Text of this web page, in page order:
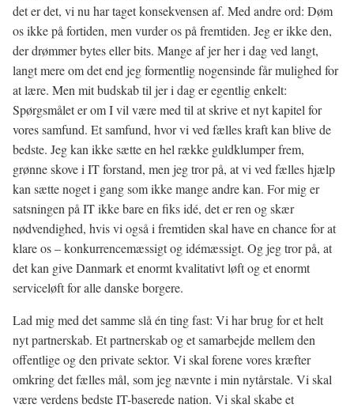
det er det, vi nu har taget konsekvensen af. Med andre ord: Døm
os ikke på fortiden, men vurder os på fremtiden. Jeg er ikke den,
der drømmer bytes eller bits. Mange af jer her i dag ved langt,
langt mere om det end jeg formentlig nogensinde får mulighed for
at lære. Men mit budskab til jer i dag er egentlig enkelt:
Spørgsmålet er om I vil være med til at skrive et nyt kapitel for
vores samfund. Et samfund, hvor vi ved fælles kraft kan blive de
bedste. Jeg kan ikke sætte en hel række guldklumper frem,
grønne skove i IT forstand, men jeg tror på, at vi ved fælles hjælp
kan sætte noget i gang som ikke mange andre kan. For mig er
satsningen på IT ikke bare en fiks idé, det er ren og skær
nødvendighed, hvis vi også i fremtiden skal have en chance for at
klare os – konkurrencemæssigt og idémæssigt. Og jeg tror på, at
det kan give Danmark et enormt kvalitativt løft og et enormt
serviceløft for alle danske borgere.
Lad mig med det samme slå én ting fast: Vi har brug for et helt
nyt partnerskab. Et partnerskab og et samarbejde mellem den
offentlige og den private sektor. Vi skal forene vores kræfter
omkring det fælles mål, som jeg nævnte i min nytårstale. Vi skal
være verdens bedste IT-baserede nation. Vi skal skabe et